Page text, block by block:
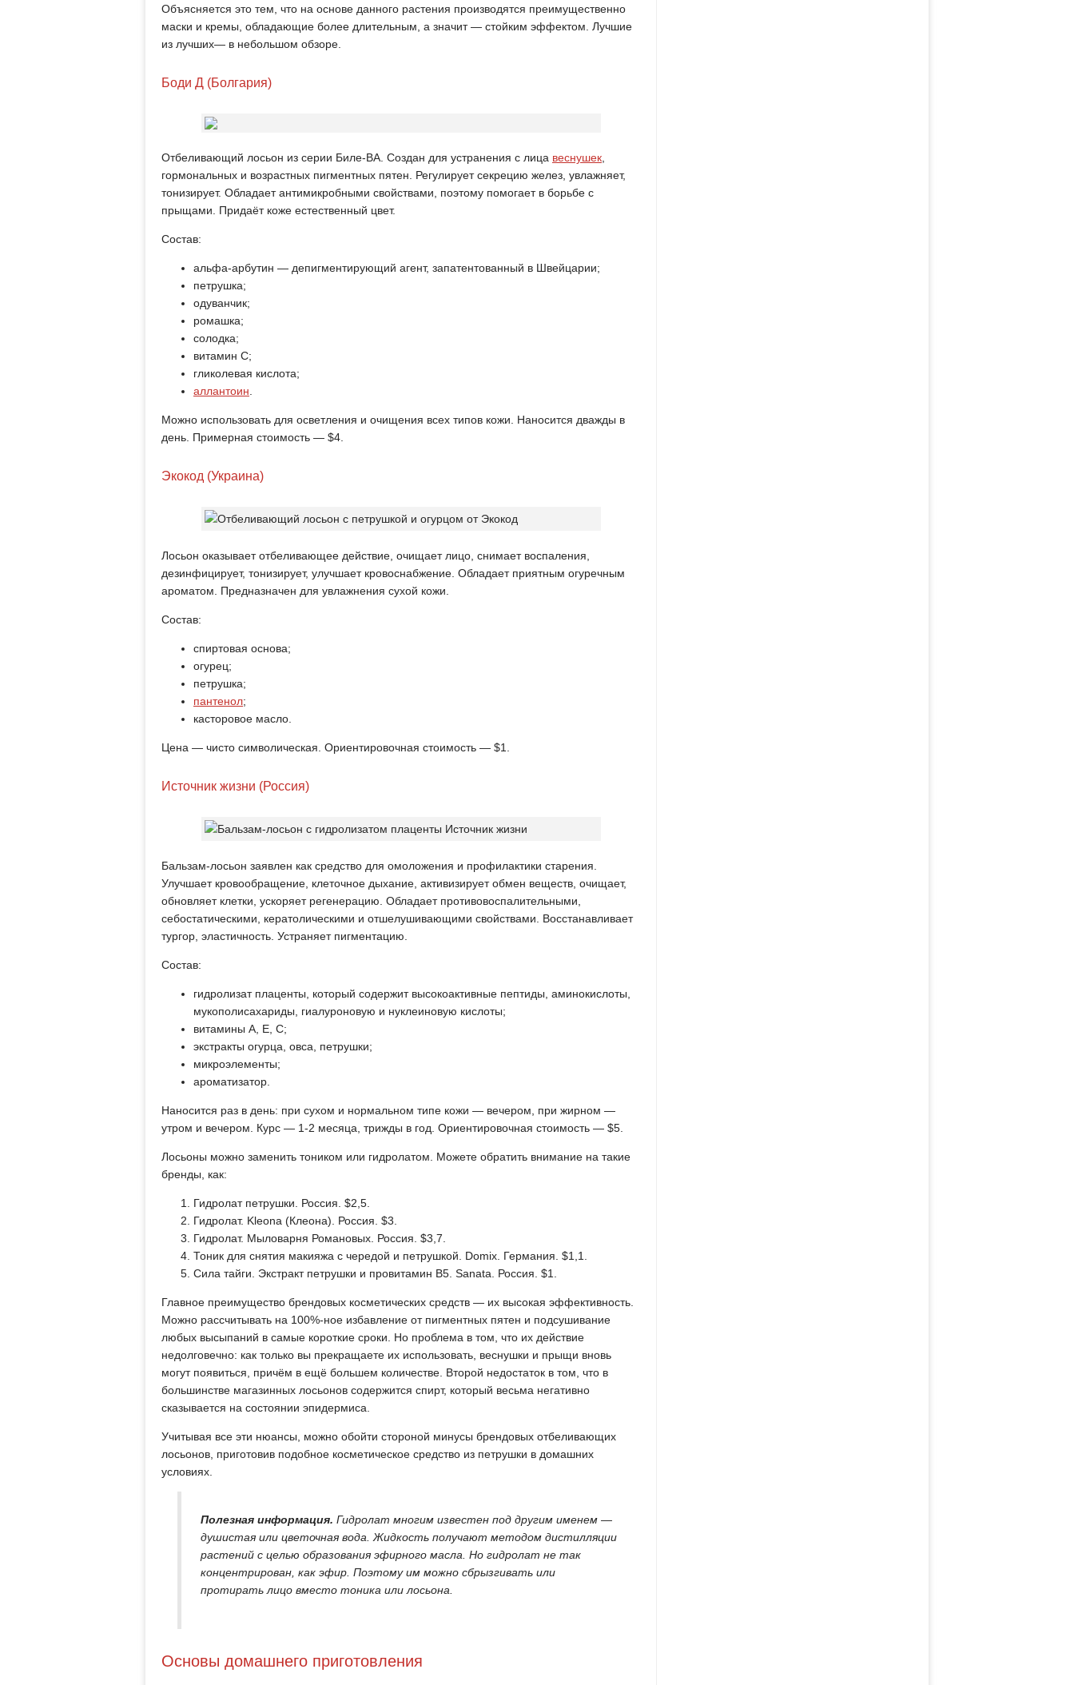
Объясняется это тем, что на основе данного растения производятся преимущественно
маски и кремы, обладающие более длительным, а значит — стойким эффектом. Лучшие
из лучших— в небольшом обзоре.
Боди Д (Болгария)
Отбеливающий лосьон из серии Биле-ВА. Создан для устранения с лица веснушек
гормональных и возрастных пигментных пятен. Регулирует секрецию желез, увлажняет,
тонизирует. Обладает антимикробными свойствами, поэтому помогает в борьбе с
прыщами. Придаёт коже естественный цвет.
Состав:
альфа-арбутин — депигментирующий агент, запатентованный в Швейцарии;
петрушка;
одуванчик;
ромашка;
солодка;
витамин С;
гликолевая кислота;
аллантоин
Можно использовать для осветления и очищения всех типов кожи. Наносится дважды в
день. Примерная стоимость — $4.
Экокод (Украина)
Лосьон оказывает отбеливающее действие, очищает лицо, снимает воспаления,
дезинфицирует, тонизирует, улучшает кровоснабжение. Обладает приятным огуречным
ароматом. Предназначен для увлажнения сухой кожи.
Состав:
спиртовая основа;
огурец;
петрушка;
пантенол;
касторовое масло.
Цена — чисто символическая. Ориентировочная стоимость — $1.
Источник жизни (Россия)
Бальзам-лосьон заявлен как средство для омоложения и профилактики старения.
Улучшает кровообращение, клеточное дыхание, активизирует обмен веществ, очищает,
обновляет клетки, ускоряет регенерацию. Обладает противовоспалительными,
себостатическими, кератолическими и отшелушивающими свойствами. Восстанавливает
тургор, эластичность. Устраняет пигментацию.
Состав:
гидролизат плаценты, который содержит высокоактивные пептиды, аминокислоты,
мукополисахариды, гиалуроновую и нуклеиновую кислоты;
витамины А, Е, С;
экстракты огурца, овса, петрушки;
микроэлементы;
ароматизатор.
Наносится раз в день: при сухом и нормальном типе кожи — вечером, при жирном —
утром и вечером. Курс — 1-2 месяца, трижды в год. Ориентировочная стоимость — $5.
Лосьоны можно заменить тоником или гидролатом. Можете обратить внимание на такие
бренды, как:
Гидролат петрушки. Россия. $2,5.
Гидролат. Kleona (Клеона). Россия. $3.
Гидролат. Мыловарня Романовых. Россия. $3,7.
Тоник для снятия макияжа с чередой и петрушкой. Domix. Германия. $1,1.
Сила тайги. Экстракт петрушки и провитамин В5. Sanata. Россия. $1.
Главное преимущество брендовых косметических средств — их высокая эффективность.
Можно рассчитывать на 100%-ное избавление от пигментных пятен и подсушивание
любых высыпаний в самые короткие сроки. Но проблема в том, что их действие
недолговечно: как только вы прекращаете их использовать, веснушки и прыщи вновь
могут появиться, причём в ещё большем количестве. Второй недостаток в том, что в
большинстве магазинных лосьонов содержится спирт, который весьма негативно
сказывается на состоянии эпидермиса.
Учитывая все эти нюансы, можно обойти стороной минусы брендовых отбеливающих
лосьонов, приготовив подобное косметическое средство из петрушки в домашних
условиях.
Полезная информация. Гидролат многим известен под другим именем —
душистая или цветочная вода. Жидкость получают методом дистилляции
растений с целью образования эфирного масла. Но гидролат не так
концентрирован, как эфир. Поэтому им можно сбрызгивать или
протирать лицо вместо тоника или лосьона.
Основы домашнего приготовления